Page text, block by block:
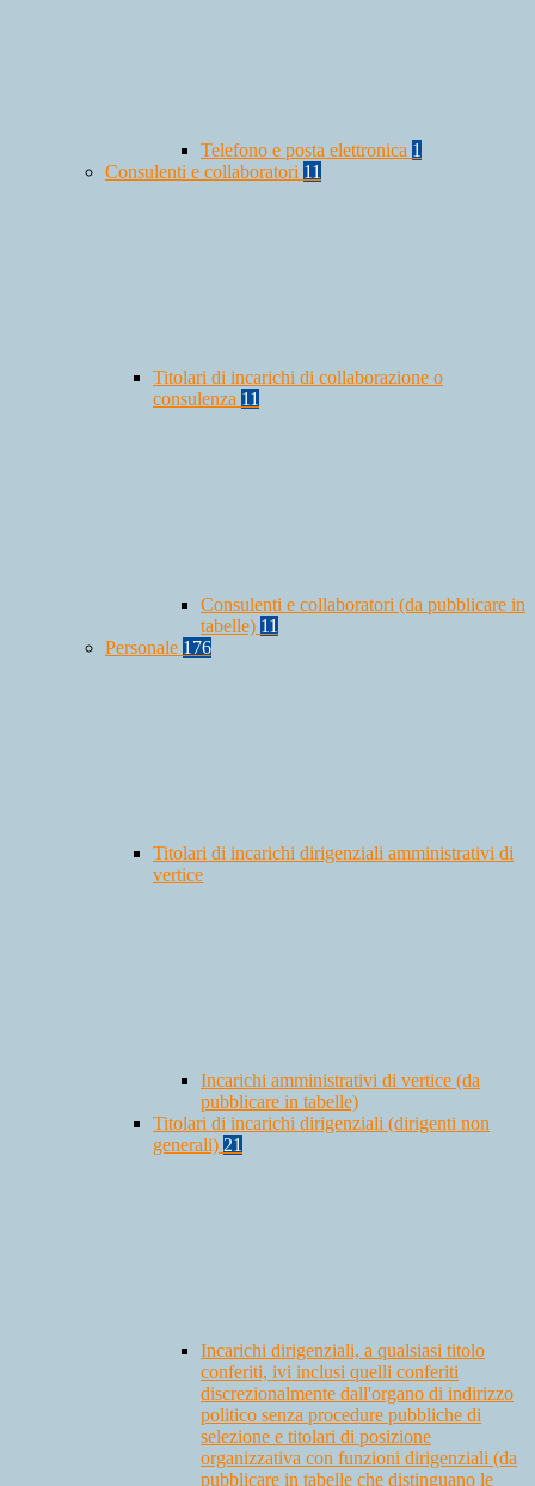
Telefono e posta elettronica 1
Consulenti e collaboratori 11
Titolari di incarichi di collaborazione o
consulenza 11
Consulenti e collaboratori (da pubblicare in
tabelle) 11
Personale 176
Titolari di incarichi dirigenziali amministrativi di
vertice
Incarichi amministrativi di vertice (da
pubblicare in tabelle)
Titolari di incarichi dirigenziali (dirigenti non
generali) 21
Incarichi dirigenziali, a qualsiasi titolo
conferiti, ivi inclusi quelli conferiti
discrezionalmente dall'organo di indirizzo
politico senza procedure pubbliche di
selezione e titolari di posizione
organizzativa con funzioni dirigenziali (da
pubblicare in tabelle che distinguano le